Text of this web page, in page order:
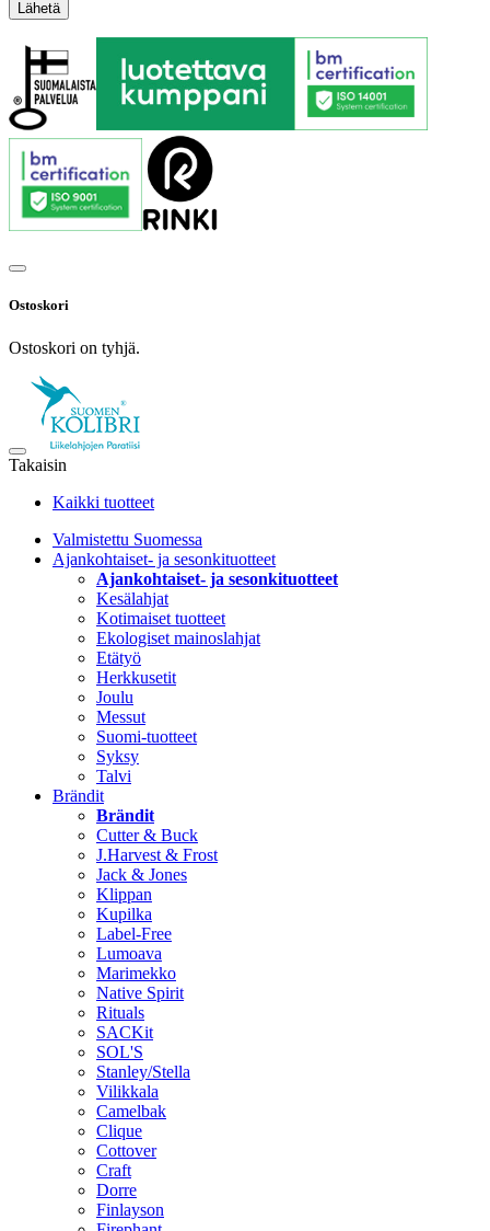
Ostoskori
Ostoskori on tyhjä.
Takaisin
Kaikki tuotteet
Valmistettu Suomessa
Ajankohtaiset- ja sesonkituotteet
Ajankohtaiset- ja sesonkituotteet
Kesälahjat
Kotimaiset tuotteet
Ekologiset mainoslahjat
Etätyö
Herkkusetit
Joulu
Messut
Suomi-tuotteet
Syksy
Talvi
Brändit
Brändit
Cutter & Buck
J.Harvest & Frost
Jack & Jones
Klippan
Kupilka
Label-Free
Lumoava
Marimekko
Native Spirit
Rituals
SACKit
SOL'S
Stanley/Stella
Vilikkala
Camelbak
Clique
Cottover
Craft
Dorre
Finlayson